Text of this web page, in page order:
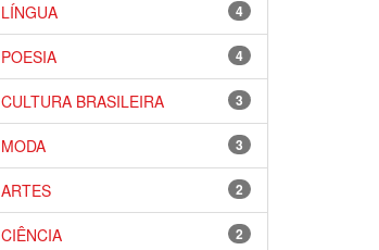
4
LÍNGUA
4
POESIA
3
CULTURA BRASILEIRA
3
MODA
2
ARTES
2
CIÊNCIA